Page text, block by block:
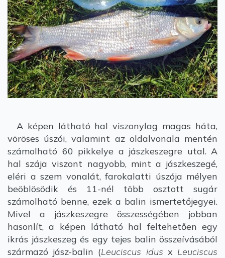
A képen látható hal viszonylag magas háta,
vöröses úszói, valamint az oldalvonala mentén
számolható 60 pikkelye a jászkeszegre utal. A
hal szája viszont nagyobb, mint a jászkeszegé,
eléri a szem vonalát, farokalatti úszója mélyen
beöblösödik és 11-nél több osztott sugár
számolható benne, ezek a balin ismertetőjegyei.
Mivel a jászkeszegre összességében jobban
hasonlít, a képen látható hal feltehetően egy
ikrás jászkeszeg és egy tejes balin összeívásából
származó jász-balin (Leuciscus idus x Leuciscus